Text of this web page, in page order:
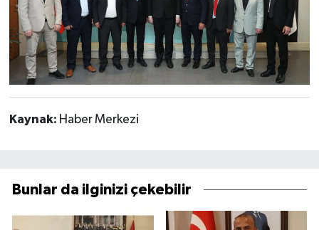
Kaynak: Haber Merkezi
Bunlar da ilginizi çekebilir